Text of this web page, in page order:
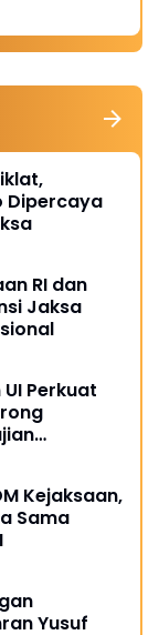
Dipercaya
RI dan
Jaksa
Perkuat
Kejaksaan,
Sama
Yusuf